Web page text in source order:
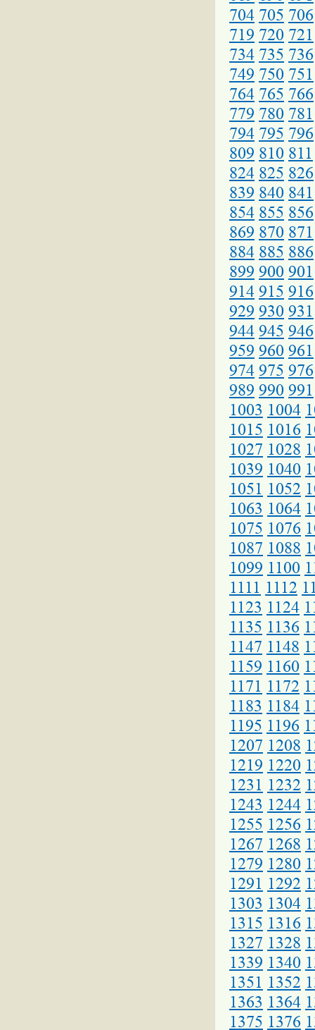
704 705 706
719 720 721
734 735 736
749 750 751
764 765 766
779 780 781
794 795 796
809 810 811
824 825 826
839 840 841
854 855 856
869 870 871
884 885 886
899 900 901
914 915 916
929 930 931
944 945 946
959 960 961
974 975 976
989 990 991
1003 1004
1015 1016
1027 1028
1039 1040
1051 1052
1063 1064
1075 1076
1087 1088
1099 1100
1111 1112
1123 1124
1135 1136
1147 1148
1159 1160
1171 1172
1183 1184
1195 1196
1207 1208
1219 1220
1231 1232
1243 1244
1255 1256
1267 1268
1279 1280
1291 1292
1303 1304
1315 1316
1327 1328
1339 1340
1351 1352
1363 1364
1375 1376